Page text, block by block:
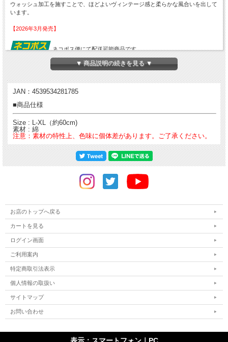
ウォッシュ加工を施すことで、ほどよいヴィンテージ感と柔らかな風合いを出して
います。
【2026年3月発売】
ネコポス便にて配送可能商品です。
・料金は全国一律385円、お届けはポスト投函となります。 ・お届け日時の指定、
代金引換はご利用できません。
・クレジットカード決済を選択して下さい。 ・お届け日時をご指定の場合は通常
配送料金となります。
▼ 商品説明の続きを見る ▼
JAN：4539534281785
■商品仕様
Size : L-XL（約60cm)
素材 : 綿
注意：素材の特性上、色味に個体差があります。ご了承ください。
お店のトップへ戻る
カートを見る
ログイン画面
ご利用案内
特定商取引法表示
個人情報の取扱い
サイトマップ
お問い合わせ